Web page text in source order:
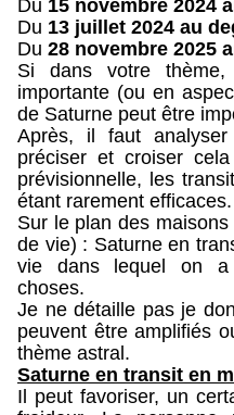
Du 15 novembre 2024
Du 13 juillet 2024 au
Du 28 novembre 2025
Si dans votre
importante (ou en
de Saturne peut être
Après, il faut
préciser et croiser
prévisionnelle, les
étant rarement efficaces.
Sur le plan des
de vie) : Saturne en
vie dans lequel on a
choses.
Je ne détaille pas je
peuvent être amplifiés
thème astral.
Saturne en transit en
Il peut favoriser, un